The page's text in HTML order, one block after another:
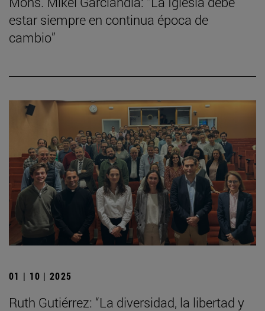
estar siempre en continua época de
cambio”
01 | 10 | 2025
Ruth Gutiérrez: “La diversidad, la libertad y